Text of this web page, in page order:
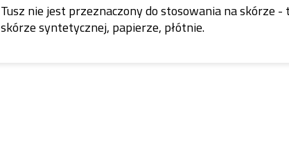
Tusz nie jest przeznaczony do stosowania na skórze -
skórze syntetycznej, papierze, płótnie.